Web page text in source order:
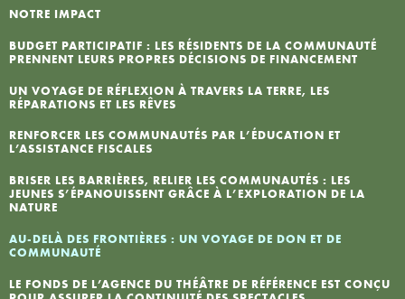
NOTRE IMPACT
BUDGET PARTICIPATIF : LES RÉSIDENTS DE LA COMMUNAUTÉ
PRENNENT LEURS PROPRES DÉCISIONS DE FINANCEMENT
UN VOYAGE DE RÉFLEXION À TRAVERS LA TERRE, LES
RÉPARATIONS ET LES RÊVES
RENFORCER LES COMMUNAUTÉS PAR L’ÉDUCATION ET
L’ASSISTANCE FISCALES
BRISER LES BARRIÈRES, RELIER LES COMMUNAUTÉS : LES
JEUNES S’ÉPANOUISSENT GRÂCE À L’EXPLORATION DE LA
NATURE
AU-DELÀ DES FRONTIÈRES : UN VOYAGE DE DON ET DE
COMMUNAUTÉ
LE FONDS DE L’AGENCE DU THÉÂTRE DE RÉFÉRENCE EST CONÇU